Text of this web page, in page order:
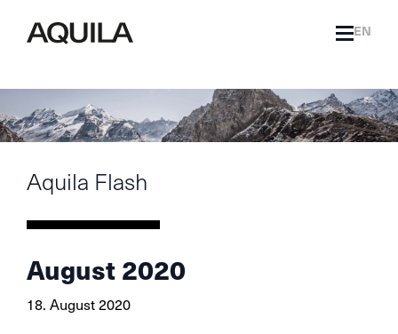
EN
Aquila Flash
August 2020
18. August 2020